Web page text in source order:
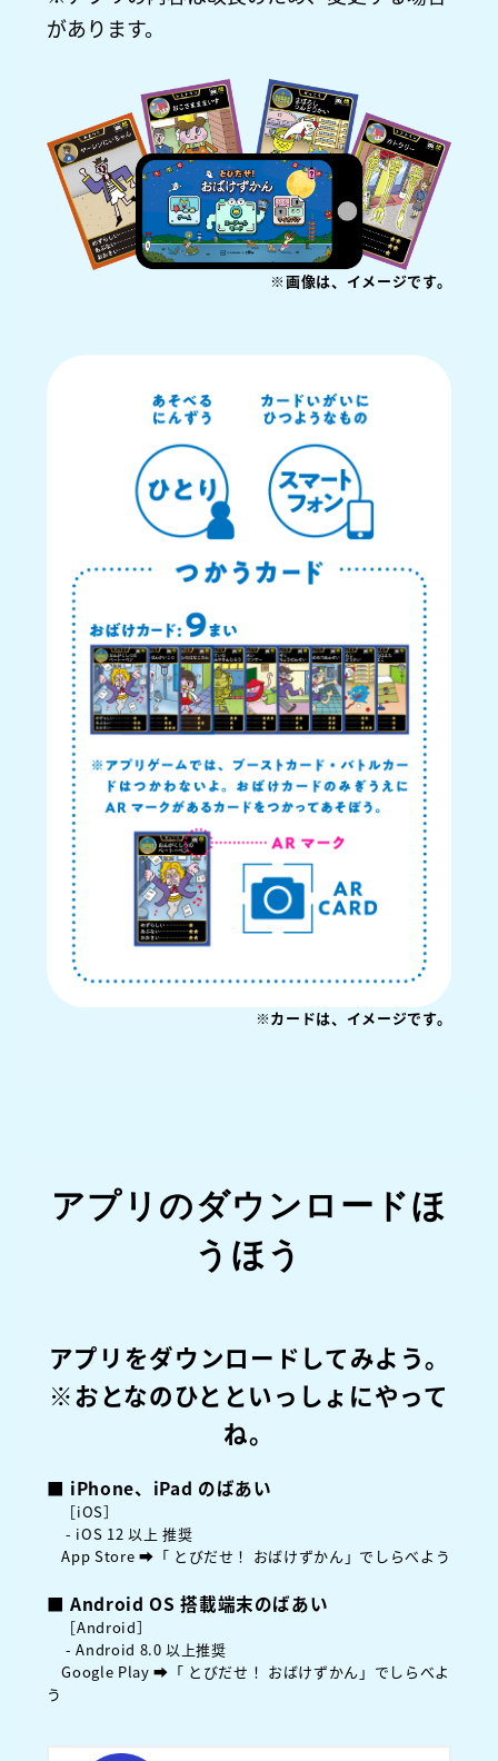
があります。
※画像は、イメージです。
※カードは、イメージです。
アプリのダウンロードほ
うほう
アプリをダウンロードしてみよう。
※おとなのひとといっしょにやって
ね。
■ iPhone、iPad のばあい
［iOS］
- iOS 12 以上 推奨
App Store ➡「 とびだせ！ おばけずかん」でしらべよう
■ Android OS 搭載端末のばあい
［Android］
- Android 8.0 以上推奨
Google Play ➡「 とびだせ！ おばけずかん」でしらべよ
う